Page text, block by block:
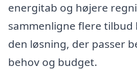
energitab og højere
sammenligne flere tilbud
den løsning, der passer
behov og budget.